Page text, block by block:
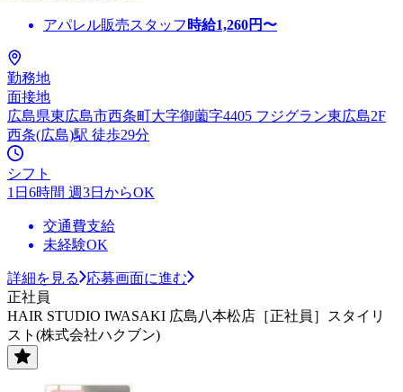
アパレル販売スタッフ 時給1,260円〜
勤務地
面接地
広島県東広島市西条町大字御薗字4405 フジグラン東広島2F
西条(広島)駅 徒歩29分
シフト
1日6時間 週3日からOK
交通費支給
未経験OK
詳細を見る
応募画面に進む
正社員
HAIR STUDIO IWASAKI 広島八本松店［正社員］スタイリ
スト(株式会社ハクブン)